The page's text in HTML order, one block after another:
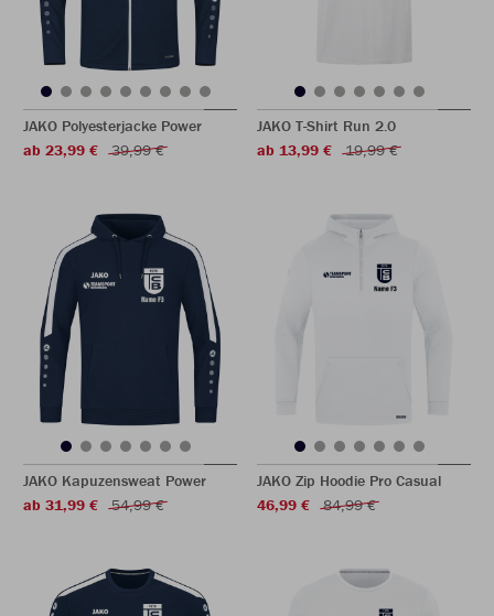
JAKO Polyesterjacke Power
ab 23,99 €
39,99 €
JAKO T-Shirt Run 2.0
ab 13,99 €
19,99 €
JAKO Kapuzensweat Power
ab 31,99 €
54,99 €
JAKO Zip Hoodie Pro Casual
46,99 €
84,99 €